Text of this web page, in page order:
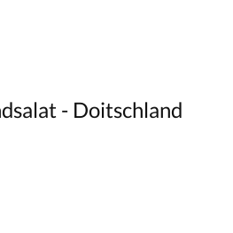
- Doitschland